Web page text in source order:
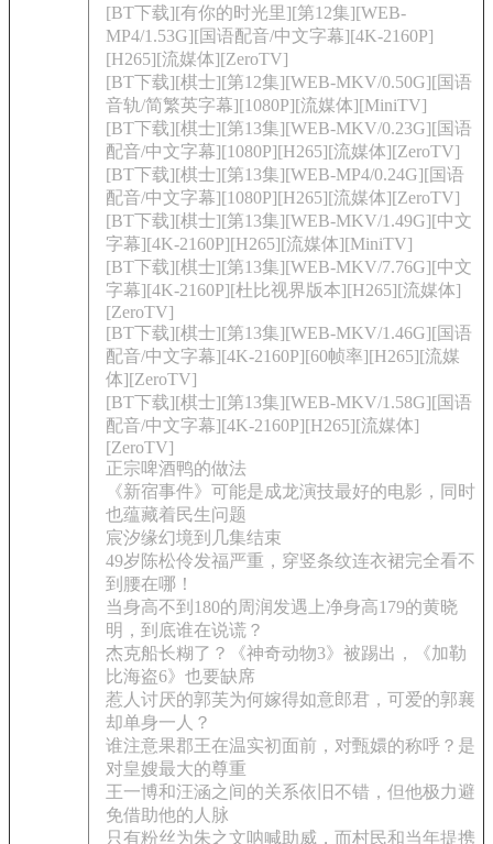
[BT下载][有你的时光里][第12集][WEB-
MP4/1.53G][国语配音/中文字幕][4K-2160P]
[H265][流媒体][ZeroTV]
[BT下载][棋士][第12集][WEB-MKV/0.50G][国语
音轨/简繁英字幕][1080P][流媒体][MiniTV]
[BT下载][棋士][第13集][WEB-MKV/0.23G][国语
配音/中文字幕][1080P][H265][流媒体][ZeroTV]
[BT下载][棋士][第13集][WEB-MP4/0.24G][国语
配音/中文字幕][1080P][H265][流媒体][ZeroTV]
[BT下载][棋士][第13集][WEB-MKV/1.49G][中文
字幕][4K-2160P][H265][流媒体][MiniTV]
[BT下载][棋士][第13集][WEB-MKV/7.76G][中文
字幕][4K-2160P][杜比视界版本][H265][流媒体]
[ZeroTV]
[BT下载][棋士][第13集][WEB-MKV/1.46G][国语
配音/中文字幕][4K-2160P][60帧率][H265][流媒
体][ZeroTV]
[BT下载][棋士][第13集][WEB-MKV/1.58G][国语
配音/中文字幕][4K-2160P][H265][流媒体]
[ZeroTV]
正宗啤酒鸭的做法
《新宿事件》可能是成龙演技最好的电影，同时
也蕴藏着民生问题
宸汐缘幻境到几集结束
49岁陈松伶发福严重，穿竖条纹连衣裙完全看不
到腰在哪！
当身高不到180的周润发遇上净身高179的黄晓
明，到底谁在说谎？
杰克船长糊了？《神奇动物3》被踢出，《加勒
比海盗6》也要缺席
惹人讨厌的郭芙为何嫁得如意郎君，可爱的郭襄
却单身一人？
谁注意果郡王在温实初面前，对甄嬛的称呼？是
对皇嫂最大的尊重
王一博和汪涵之间的关系依旧不错，但他极力避
免借助他的人脉
只有粉丝为朱之文呐喊助威，而村民和当年提携